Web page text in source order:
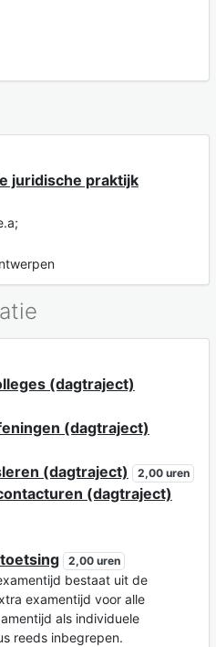
juridische praktijk
(dagtraject)
(dagtraject)
(dagtraject) 2,00 uren
(dagtraject)
2,00 uren
bestaat uit de
examentijd voor alle
als individuele
reeds inbegrepen.